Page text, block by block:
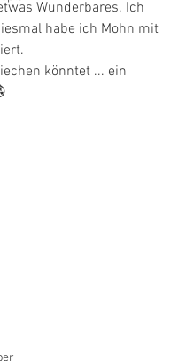
Wunderbares. Ich
habe ich Mohn mit
könntet ... ein